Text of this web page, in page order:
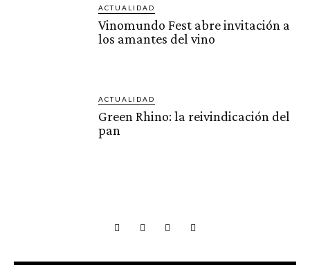
ACTUALIDAD
Vinomundo Fest abre invitación a
los amantes del vino
ACTUALIDAD
Green Rhino: la reivindicación del
pan